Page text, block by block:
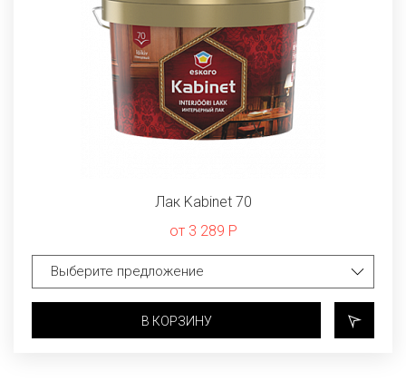
Лак Kabinet 70
от 3 289 Р
В КОРЗИНУ